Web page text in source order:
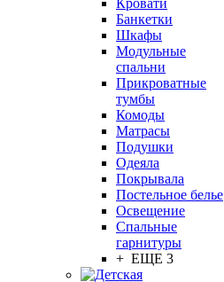
Кровати
Банкетки
Шкафы
Модульные
спальни
Прикроватные
тумбы
Комоды
Матрасы
Подушки
Одеяла
Покрывала
Постельное белье
Освещение
Спальные
гарнитуры
+ ЕЩЕ 3